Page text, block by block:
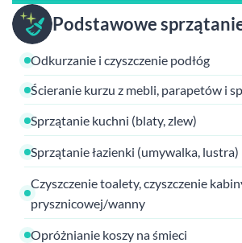
Podstawowe
Odkurzanie i czyszczenie podłóg
Ścieranie kurzu z mebli, parapetów i
Sprzątanie kuchni (blaty, zlew)
Sprzątanie łazienki (umywalka, lustra)
Czyszczenie toalety, czyszczenie
prysznicowej/wanny
Opróżnianie koszy na śmieci